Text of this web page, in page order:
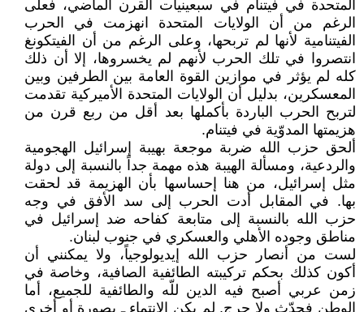
المتحدة في فيتنام في سبعينيات القرن الماضي، فعلى
الرغم من أن الولايات المتحدة انهزمت في الحرب
الفيتنامية لأنها لم تربحها، وعلى الرغم من أن الفيتكونغ
انتصروا في تلك الحرب لأنهم لم يخسروها، إلا أن ذلك
كله لم يؤثر في موازين القوة العامة بين الطرفين وبين
المعسكرين، بدليل أن الولايات المتحدة الأميركية تقدمت
لتربح الحرب الباردة بأكملها بعد أقل من ربع قرن من
هزيمتها المدوّية في فيتنام.
ألحق حزب الله ضربة موجعة بهيبة إسرائيل الهجومية
والردعية، ومسألة الهيبة هذه مهمة جداً بالنسبة إلى دولة
مثل إسرائيل، من هنا إحساسها بأن الهزيمة قد لحقت
بها. في المقابل أدت الحرب إلى سد الأفق في وجه
حزب الله بالنسبة إلى متابعة كفاحه ضد إسرائيل في
مناطق وجوده الأهلي والعسكري في جنوب لبنان.
لست من أنصار حزب الله إيديولوجياً، ولا يمكنني أن
أكون كذلك بحكم تركيبته الطائفية الصافية، وخاصة في
زمن عربي أصبح فيه الدين للّه والطائفية للجميع، أما
الوطن فحدّث ولا حرج. لم يكن الانتماء ـ بصورة أو أخرى